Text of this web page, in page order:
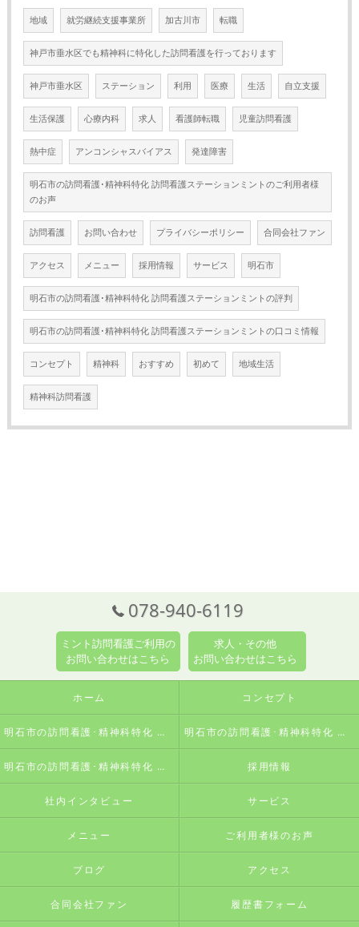
地域 就労継続支援事業所 加古川市 転職
神戸市垂水区でも精神科に特化した訪問看護を行っております
神戸市垂水区 ステーション 利用 医療 生活 自立支援
生活保護 心療内科 求人 看護師転職 児童訪問看護
熱中症 アンコンシャスバイアス 発達障害
明石市の訪問看護･精神科特化 訪問看護ステーションミントのご利用者様
のお声
訪問看護 お問い合わせ プライバシーポリシー 合同会社ファン
アクセス メニュー 採用情報 サービス 明石市
明石市の訪問看護･精神科特化 訪問看護ステーションミントの評判
明石市の訪問看護･精神科特化 訪問看護ステーションミントの口コミ情報
コンセプト 精神科 おすすめ 初めて 地域生活
精神科訪問看護
078-940-6119
ミント訪問看護ご利用の
お問い合わせはこちら
求人・その他
お問い合わせはこちら
ホーム コンセプト
明石市の訪問看護･精神科特化 訪問看護ステーションミントの口コミ情報 明石市の訪問看護･精神科特化 訪問看護ステーションミントの評判
明石市の訪問看護･精神科特化 訪問看護ステーションミントのお客様の声 採用情報
社内インタビュー サービス
メニュー ご利用者様のお声
ブログ アクセス
合同会社ファン 履歴書フォーム